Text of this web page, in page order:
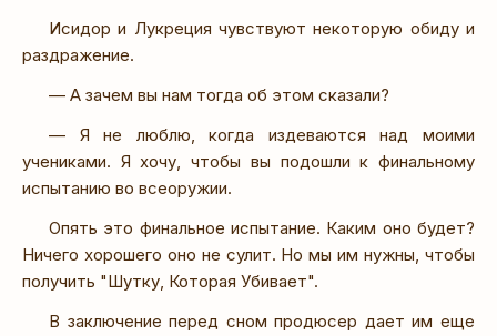
Исидор и Лукреция чувствуют некоторую обиду и
раздражение.
— А зачем вы нам тогда об этом сказали?
— Я не люблю, когда издеваются над моими
учениками. Я хочу, чтобы вы подошли к финальному
испытанию во всеоружии.
Опять это финальное испытание. Каким оно будет?
Ничего хорошего оно не сулит. Но мы им нужны, чтобы
получить "Шутку, Которая Убивает".
В заключение перед сном продюсер дает им еще